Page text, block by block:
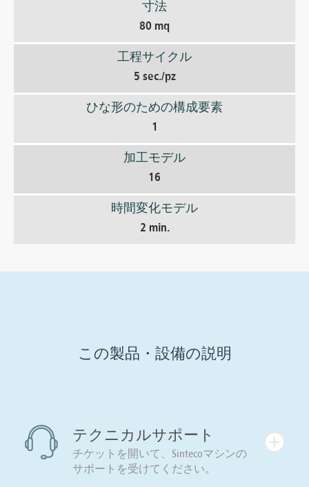
寸法
80 mq
工程サイクル
5 sec./pz
ひな形のための構成要素
1
加工モデル
16
時間変化モデル
2 min.
この製品・設備の説明
テクニカルサポート
チケットを開いて、Sintecoマシンの
サポートを受けてください。